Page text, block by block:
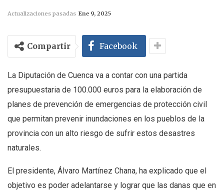
Actualizaciones pasadas Ene 9, 2025
Compartir Facebook
La Diputación de Cuenca va a contar con una partida
presupuestaria de 100.000 euros para la elaboración de
planes de prevención de emergencias de protección civil
que permitan prevenir inundaciones en los pueblos de la
provincia con un alto riesgo de sufrir estos desastres
naturales.
El presidente, Álvaro Martínez Chana, ha explicado que el
objetivo es poder adelantarse y lograr que las danas que en